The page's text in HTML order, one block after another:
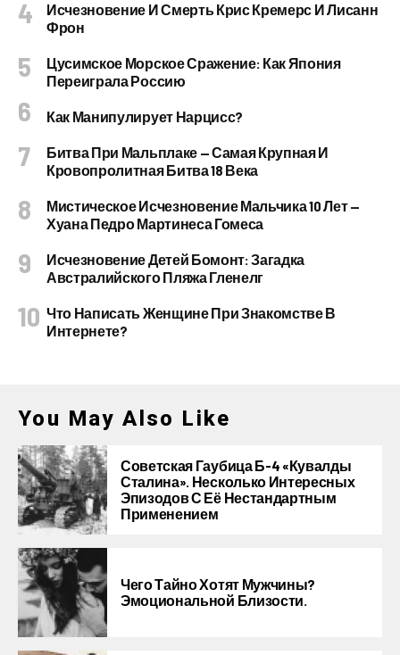
Исчезновение И Смерть Крис Кремерс И Лисанн
Фрон
Цусимское Морское Сражение: Как Япония
Переиграла Россию
Как Манипулирует Нарцисс?
Битва При Мальплаке — Самая Крупная И
Кровопролитная Битва 18 Века
Мистическое Исчезновение Мальчика 10 Лет —
Хуана Педро Мартинеса Гомеса
Исчезновение Детей Бомонт: Загадка
Австралийского Пляжа Гленелг
Что Написать Женщине При Знакомстве В
Интернете?
You May Also Like
Советская Гаубица Б-4 «Кувалды
Сталина». Несколько Интересных
Эпизодов С Её Нестандартным
Применением
Чего Тайно Хотят Мужчины?
Эмоциональной Близости.